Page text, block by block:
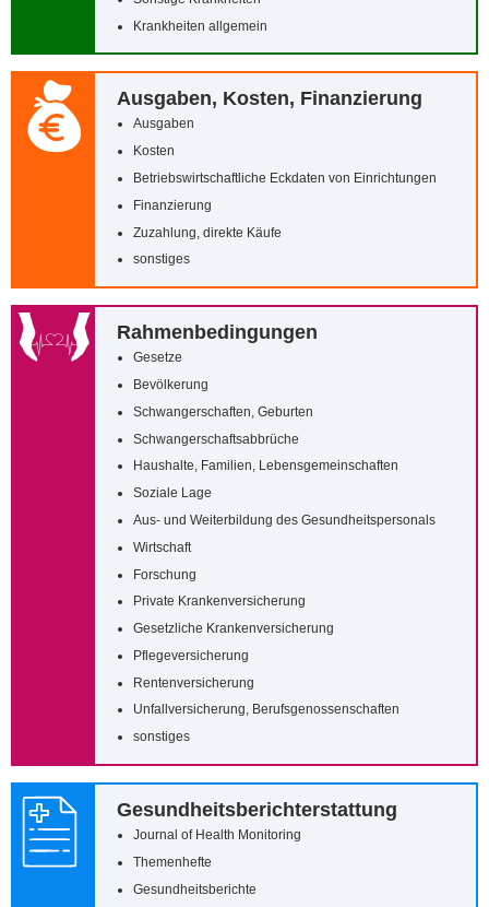
Krankheiten allgemein
Ausgaben, Kosten, Finanzierung
Ausgaben
Kosten
Betriebswirtschaftliche Eckdaten von Einrichtungen
Finanzierung
Zuzahlung, direkte Käufe
sonstiges
Rahmenbedingungen
Gesetze
Bevölkerung
Schwangerschaften, Geburten
Schwangerschaftsabbrüche
Haushalte, Familien, Lebensgemeinschaften
Soziale Lage
Aus- und Weiterbildung des Gesundheitspersonals
Wirtschaft
Forschung
Private Krankenversicherung
Gesetzliche Krankenversicherung
Pflegeversicherung
Rentenversicherung
Unfallversicherung, Berufsgenossenschaften
sonstiges
Gesundheitsberichterstattung
Journal of Health Monitoring
Themenhefte
Gesundheitsberichte